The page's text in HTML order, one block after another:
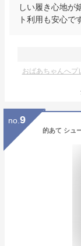
しい履き心地が
ト利用も安心で
おばあちゃんへプ
no. 9